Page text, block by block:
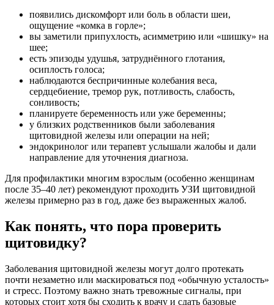
появились дискомфорт или боль в области шеи,
ощущение «комка в горле»;
вы заметили припухлость, асимметрию или «шишку» на
шее;
есть эпизоды удушья, затруднённого глотания,
осиплость голоса;
наблюдаются беспричинные колебания веса,
сердцебиение, тремор рук, потливость, слабость,
сонливость;
планируете беременность или уже беременны;
у близких родственников были заболевания
щитовидной железы или операции на ней;
эндокринолог или терапевт услышали жалобы и дали
направление для уточнения диагноза.
Для профилактики многим взрослым (особенно женщинам
после 35–40 лет) рекомендуют проходить УЗИ щитовидной
железы примерно раз в год, даже без выраженных жалоб.
Как понять, что пора проверить
щитовидку?
Заболевания щитовидной железы могут долго протекать
почти незаметно или маскироваться под «обычную усталость»
и стресс. Поэтому важно знать тревожные сигналы, при
которых стоит хотя бы сходить к врачу и сдать базовые